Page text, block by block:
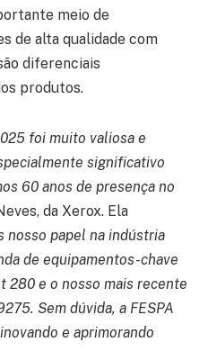
meio de
de alta qualidade com
diferenciais
produtos.
foi muito valiosa e
significativo
60 anos de presença no
da Xerox. Ela
nosso papel na indústria
de equipamentos-chave
280 e o nosso mais recente
Sem dúvida, a FESPA
e aprimorando